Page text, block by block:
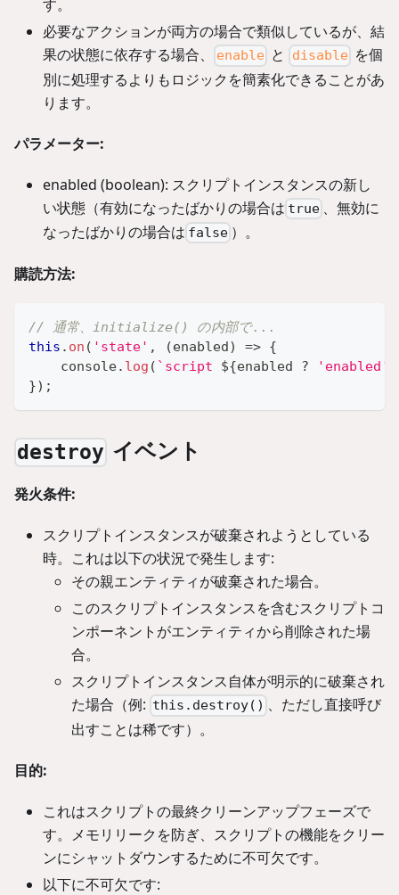
す。
必要なアクションが両方の場合で類似しているが、結
果の状態に依存する場合、
enable と disable を個
別に処理するよりもロジックを簡素化できることがあ
ります。
パラメーター:
enabled (boolean): スクリプトインスタンスの新し
い状態（有効になったばかりの場合は true 、無効に
なったばかりの場合は false ）。
購読方法:
// 通常、initialize() の内部で...
this . on ( 'state' , (enabled) => {
console. log ( ` script ${enabled ? 'enabled'
}) ;
destroy イベント
発火条件:
スクリプトインスタンスが破棄されようとしている
時。これは以下の状況で発生します:
その親エンティティが破棄された場合。
このスクリプトインスタンスを含むスクリプトコ
ンポーネントがエンティティから削除された場
合。
スクリプトインスタンス自体が明示的に破棄され
た場合（例: this.destroy() 、ただし直接呼び
出すことは稀です）。
目的:
これはスクリプトの最終クリーンアップフェーズで
す。メモリリークを防ぎ、スクリプトの機能をクリー
ンにシャットダウンするために不可欠です。
以下に不可欠です: